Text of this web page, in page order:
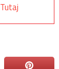
Tutaj